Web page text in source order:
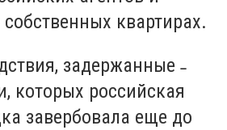
квартирах.
задержанные ˗
которых российская
завербовала еще до